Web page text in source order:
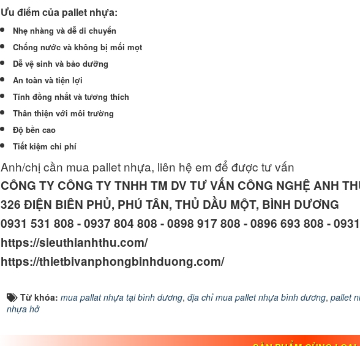
Ưu điểm của pallet nhựa:
Nhẹ nhàng và dễ di chuyển
Chống nước và không bị mối mọt
Dễ vệ sinh và bảo dưỡng
An toàn và tiện lợi
Tính đồng nhất và tương thích
Thân thiện với môi trường
Độ bền cao
Tiết kiệm chi phí
Anh/chị cần mua pallet nhựa, liên hệ em để được tư vấn
CÔNG TY CÔNG TY TNHH TM DV TƯ VẤN CÔNG NGHỆ ANH
326 ĐIỆN BIÊN PHỦ, PHÚ TÂN, THỦ DẦU MỘT, BÌNH DƯƠNG
0931 531 808 - 0937 804 808 - 0898 917 808 - 0896 693 808 -
https://sieuthianhthu.com/
https://thietbivanphongbinhduong.com/
Từ khóa:mua pallat nhựa tại bình dương,địa chỉ mua pallet nhựa bình dương,pallet
nhựa hở